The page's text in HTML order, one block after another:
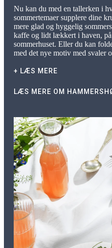
Nu kan du med en tallerken i
sommertemaer supplere dine
mere glad og hyggelig
kaffe og lidt lækkert i haven, på
sommerhuset. Eller du kan
med det nye motiv med svaler
+ LÆS MERE
LÆS MERE OM